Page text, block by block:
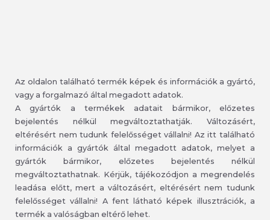
Az oldalon található termék képek és információk a gyártó,
vagy a forgalmazó által megadott adatok.
A gyártók a termékek adatait bármikor, előzetes
bejelentés nélkül megváltoztathatják. Változásért,
eltérésért nem tudunk felelősséget vállalni! Az itt található
információk a gyártók által megadott adatok, melyet a
gyártók bármikor, előzetes bejelentés nélkül
megváltoztathatnak. Kérjük, tájékozódjon a megrendelés
leadása előtt, mert a változásért, eltérésért nem tudunk
felelősséget vállalni! A fent látható képek illusztrációk, a
termék a valóságban eltérő lehet.